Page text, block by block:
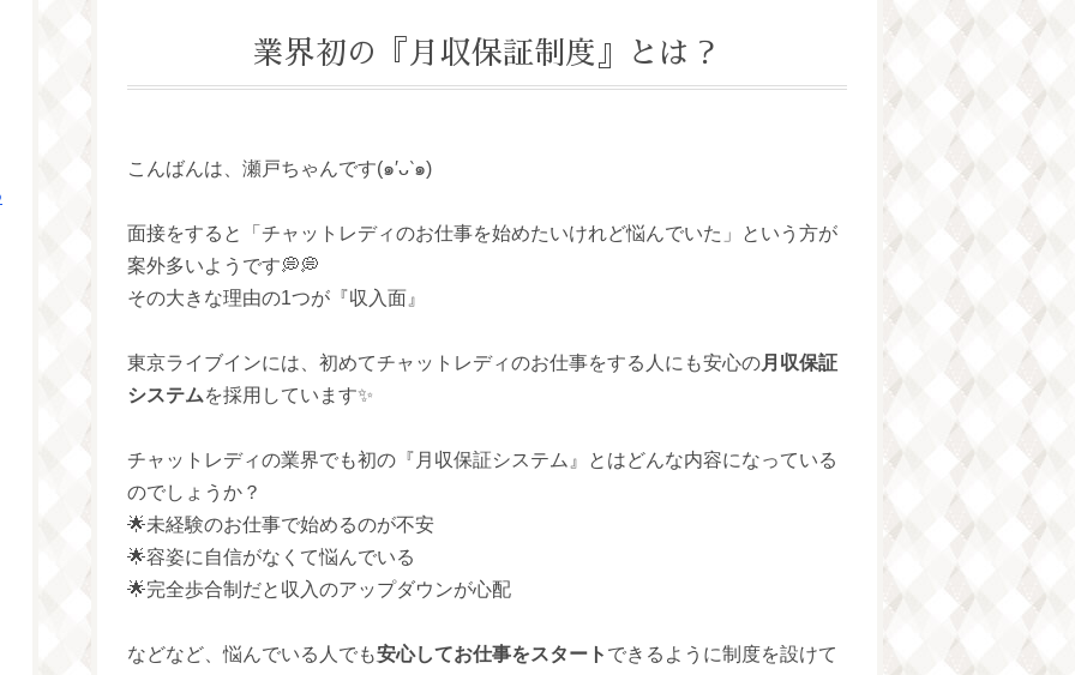
業界初の『月収保証制度』とは？
こんばんは、瀬戸ちゃんです(๑′ᴗ‵๑)
面接をすると「チャットレディのお仕事を始めたいけれど悩んでいた」という方が
案外多いようです💭💭
その大きな理由の1つが『収入面』
東京ライブインには、初めてチャットレディのお仕事をする人にも安心の月収保証
システムを採用しています✨
チャットレディの業界でも初の『月収保証システム』とはどんな内容になっている
のでしょうか？
🌟未経験のお仕事で始めるのが不安
🌟容姿に自信がなくて悩んでいる
🌟完全歩合制だと収入のアップダウンが心配
などなど、悩んでいる人でも安心してお仕事をスタート できるように制度を設けて